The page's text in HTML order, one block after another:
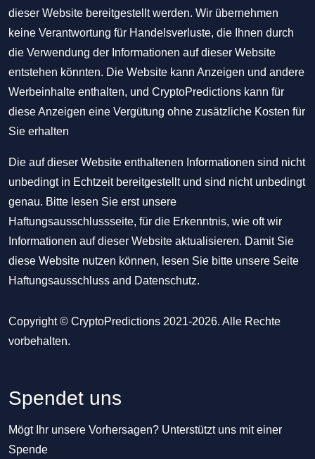
dieser Website bereitgestellt werden. Wir übernehmen
keine Verantwortung für Handelsverluste, die Ihnen durch
die Verwendung der Informationen auf dieser Website
entstehen könnten. Die Website kann Anzeigen und andere
Werbeinhalte enthalten, und CryptoPredictions kann für
diese Anzeigen eine Vergütung ohne zusätzliche Kosten für
Sie erhalten
Die auf dieser Website enthaltenen Informationen sind nicht
unbedingt in Echtzeit bereitgestellt und sind nicht unbedingt
genau. Bitte lesen Sie erst unsere
Haftungsausschlussseite, für die Erkenntnis, wie oft wir
Informationen auf dieser Website aktualisieren. Damit Sie
diese Website nutzen können, lesen Sie bitte unsere Seite
Haftungsausschluss and Datenschutz.
Copyright © CryptoPredictions 2021-2026. Alle Rechte
vorbehalten.
Spendet uns
Mögt Ihr unsere Vorhersagen? Unterstützt uns mit einer
Spende